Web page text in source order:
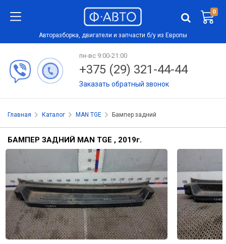
0
Авторазборка, двигатели и запчасти б/у из Европы
пн-вс 9:00-21:00
+375 (29) 321-44-44
Заказать обратный звонок
Главная Каталог MAN TGE Бампер задний
БАМПЕР ЗАДНИЙ MAN TGE , 2019г.